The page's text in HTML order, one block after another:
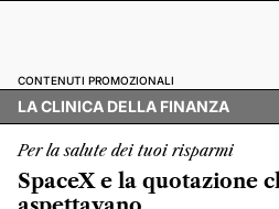
CONTENUTI PROMOZIONALI
LA CLINICA DELLA FINANZA
Per la salute dei tuoi risparmi
SpaceX e la quotazione